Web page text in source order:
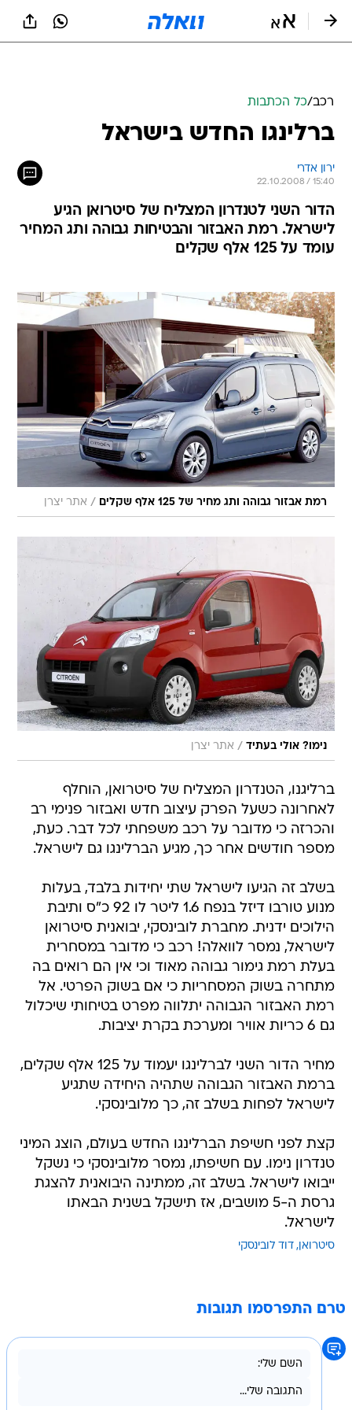
רכב/כל הכתבות
ברלינגו החדש בישראל
ירון אדרי
22.10.2008 / 15:40
הדור השני לטנדרון המצליח של סיטרואן הגיע
לישראל. רמת האבזור והבטיחות גבוהה ותג המחיר
עומד על 125 אלף שקלים
רמת אבזור גבוהה ותג מחיר של 125 אלף שקלים / אתר יצרן
נימו? אולי בעתיד / אתר יצרן
ברליגנו, הטנדרון המצליח של סיטרואן, הוחלף
לאחרונה כשעל הפרק עיצוב חדש ואבזור פנימי רב
והכרזה כי מדובר על רכב משפחתי לכל דבר. כעת,
מספר חודשים אחר כך, מגיע הברלינגו גם לישראל.
בשלב זה הגיעו לישראל שתי יחידות בלבד, בעלות
מנוע טורבו דיזל בנפח 1.6 ליטר לו 92 כ"ס ותיבת
הילוכים ידנית. מחברת לובינסקי, יבואנית סיטרואן
לישראל, נמסר לוואלה! רכב כי מדובר במסחרית
בעלת רמת גימור גבוהה מאוד וכי אין הם רואים בה
מתחרה בשוק המסחריות כי אם בשוק הפרטי. אל
רמת האבזור הגבוהה יתלווה מפרט בטיחותי שיכלול
גם 6 כריות אוויר ומערכת בקרת יציבות.
מחיר הדור השני לברלינגו יעמוד על 125 אלף שקלים,
ברמת האבזור הגבוהה שתהיה היחידה שתגיע
לישראל לפחות בשלב זה, כך מלובינסקי.
קצת לפני חשיפת הברלינגו החדש בעולם, הוצג המיני
טנדרון נימו. עם חשיפתו, נמסר מלובינסקי כי נשקל
ייבואו לישראל. בשלב זה, ממתינה היבואנית להצגת
גרסת ה-5 מושבים, אז תישקל בשנית הבאתו
לישראל.
סיטרואן דוד לובינסקי
טרם התפרסמו תגובות